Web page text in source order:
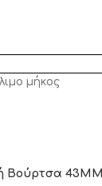
μήκος
Βούρτσα 43MM